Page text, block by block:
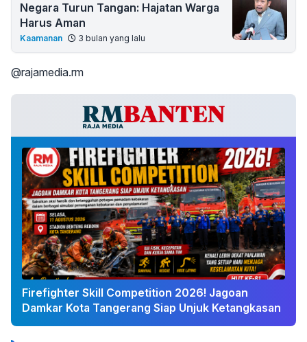
Negara Turun Tangan: Hajatan Warga
Harus Aman
Kaamanan 3 bulan yang lalu
@rajamedia.rm
Firefighter Skill Competition 2026! Jagoan
Damkar Kota Tangerang Siap Unjuk Ketangkasan